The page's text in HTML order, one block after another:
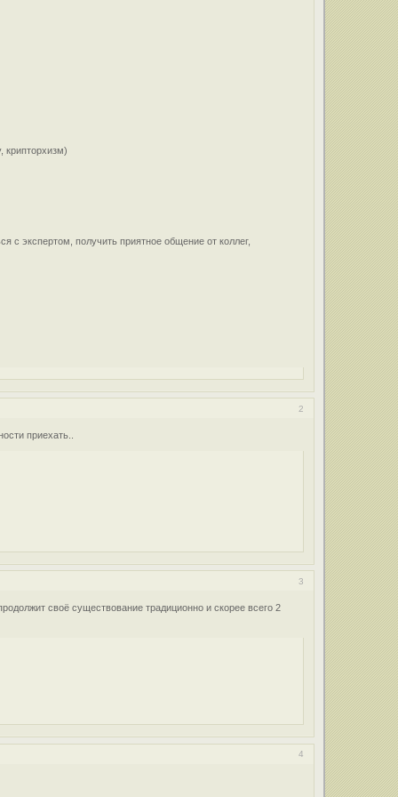
крипторхизм)
с экспертом, получить приятное общение от коллег,
2
приехать..
3
своё существование традиционно и скорее всего 2
4